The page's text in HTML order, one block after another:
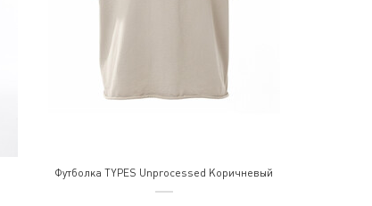
Футболка TYPES Unprocessed Коричневый